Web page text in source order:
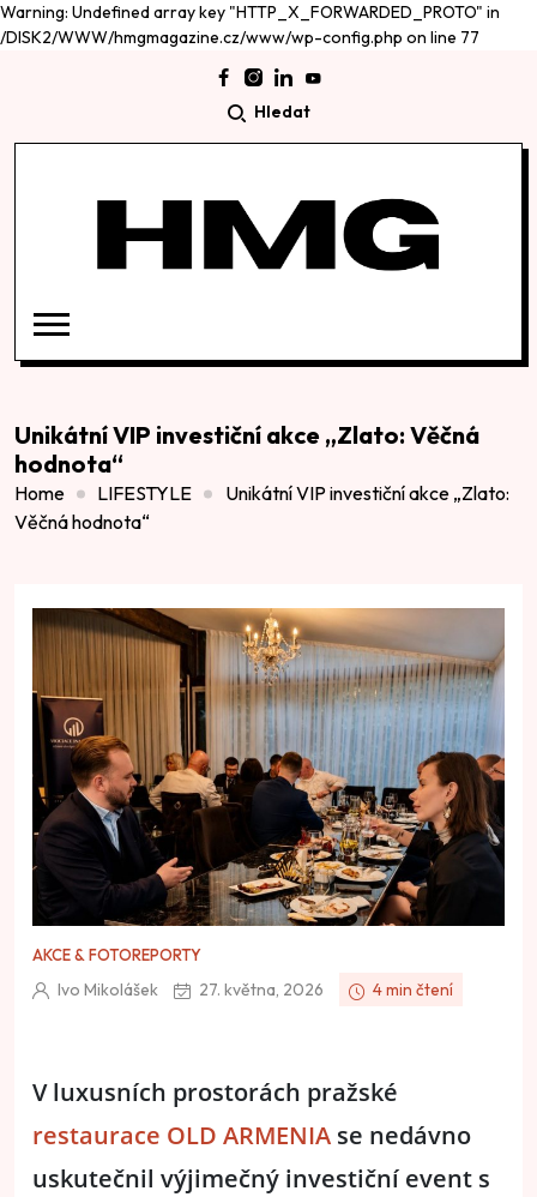
Warning: Undefined array key "HTTP_X_FORWARDED_PROTO" in
/DISK2/WWW/hmgmagazine.cz/www/wp-config.php on line 77
Hledat
Unikátní VIP investiční akce „Zlato: Věčná
hodnota“
Home LIFESTYLE
Unikátní VIP investiční akce „Zlato:
Věčná hodnota“
AKCE & FOTOREPORTY
Ivo Mikolášek 27. května, 2026 4 min čtení
V luxusních prostorách pražské
restaurace OLD ARMENIA se nedávno
uskutečnil výjimečný investiční event s